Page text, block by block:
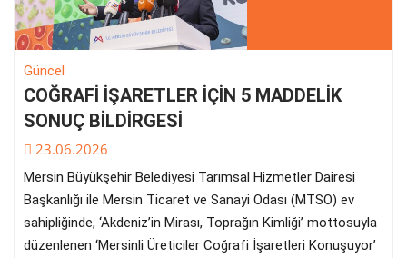
Güncel
COĞRAFİ İŞARETLER İÇİN 5 MADDELİK
SONUÇ BİLDİRGESİ
23.06.2026
Mersin Büyükşehir Belediyesi Tarımsal Hizmetler Dairesi
Başkanlığı ile Mersin Ticaret ve Sanayi Odası (MTSO) ev
sahipliğinde, ‘Akdeniz’in Mirası, Toprağın Kimliği’ mottosuyla
düzenlenen ‘Mersinli Üreticiler Coğrafi İşaretleri Konuşuyor’